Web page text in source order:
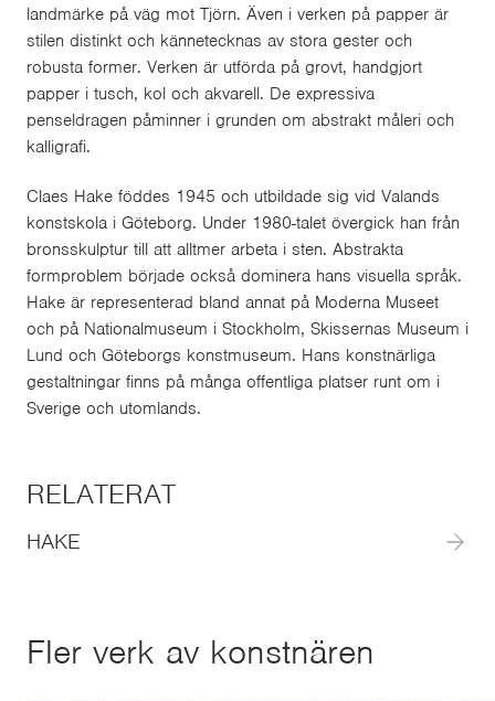
landmärke på väg mot Tjörn. Även i verken på papper är
stilen distinkt och kännetecknas av stora gester och
robusta former. Verken är utförda på grovt, handgjort
papper i tusch, kol och akvarell. De expressiva
penseldragen påminner i grunden om abstrakt måleri och
kalligrafi.
Claes Hake föddes 1945 och utbildade sig vid Valands
konstskola i Göteborg. Under 1980-talet övergick han från
bronsskulptur till att alltmer arbeta i sten. Abstrakta
formproblem började också dominera hans visuella språk.
Hake är representerad bland annat på Moderna Museet
och på Nationalmuseum i Stockholm, Skissernas Museum i
Lund och Göteborgs konstmuseum. Hans konstnärliga
gestaltningar finns på många offentliga platser runt om i
Sverige och utomlands.
RELATERAT
HAKE
Fler verk av konstnären